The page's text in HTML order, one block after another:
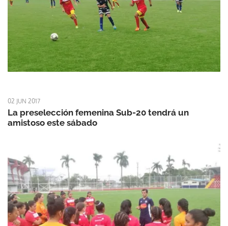
02 JUN 2017
La preselección femenina Sub-20 tendrá un
amistoso este sábado